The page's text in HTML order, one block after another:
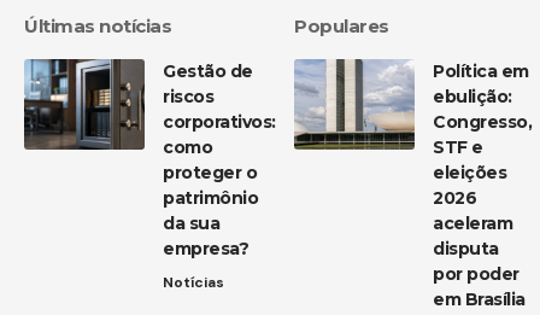
Últimas notícias
Gestão de
riscos
corporativos:
como
proteger o
patrimônio
da sua
empresa?
Notícias
Populares
Política em
ebulição:
Congresso,
STF e
eleições
2026
aceleram
disputa
por poder
em Brasília